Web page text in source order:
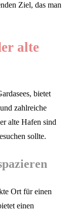
Ziel, das man
alte
bietet
zahlreiche
alte Hafen sind
sollte.
Ort für einen
einen